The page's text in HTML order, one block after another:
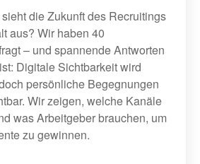
die Zukunft des Recruitings
aus? Wir haben 40
– und spannende Antworten
Digitale Sichtbarkeit wird
persönliche Begegnungen
Wir zeigen, welche Kanäle
was Arbeitgeber brauchen, um
zu gewinnen.